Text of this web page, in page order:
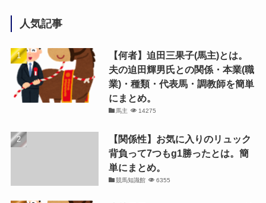
人気記事
【何者】迫田三果子(馬主)とは。
夫の迫田輝男氏との関係・本業(職
業)・種類・代表馬・調教師を簡単
にまとめ。
馬主 14275
【関係性】お気に入りのリュック
背負って7つもg1勝ったとは。簡
単にまとめ。
競馬知識館 6355